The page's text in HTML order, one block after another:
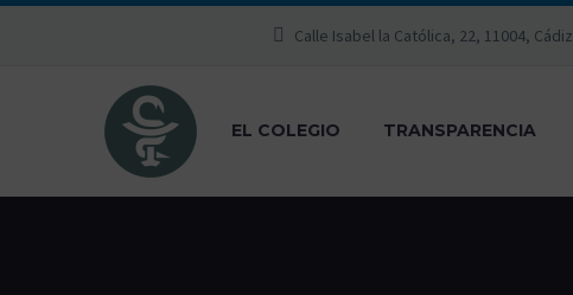
Calle Isabel la Católica, 22, 11004, Cádiz
EL COLEGIO TRANSPARENCIA